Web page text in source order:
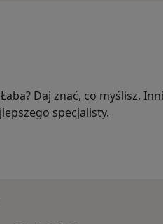
Daj znać, co myślisz.
specjalisty.